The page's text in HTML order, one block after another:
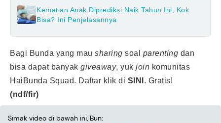
Kematian Anak Diprediksi Naik Tahun Ini, Kok
Bisa? Ini Penjelasannya
Bagi Bunda yang mau sharing soal parenting dan
bisa dapat banyak giveaway, yuk join komunitas
HaiBunda Squad. Daftar klik di SINI . Gratis!
(ndf/fir)
Simak video di bawah ini, Bun: